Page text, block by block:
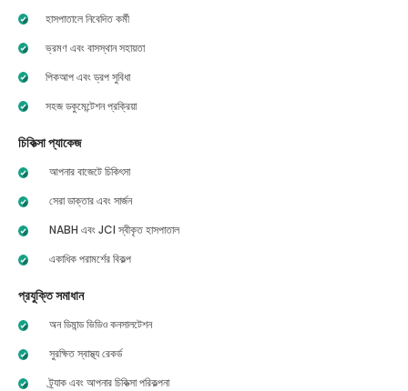
হাসপাতালে নিবেদিত কর্মী
ভ্রমণ এবং বাসস্থান সহায়তা
পিকআপ এবং ড্রপ সুবিধা
সহজ ডকুমেন্টেশন প্রক্রিয়া
চিকিত্সা প্যাকেজ
আপনার বাজেটে চিকিৎসা
সেরা ডাক্তার এবং সার্জন
NABH এবং JCI স্বীকৃত হাসপাতাল
একাধিক পরামর্শের বিকল্প
প্রযুক্তি সমাধান
অন ডিমান্ড ভিডিও কনসালটেশন
সুরক্ষিত স্বাস্থ্য রেকর্ড
ট্র্যাক এবং আপনার চিকিত্সা পরিকল্পনা